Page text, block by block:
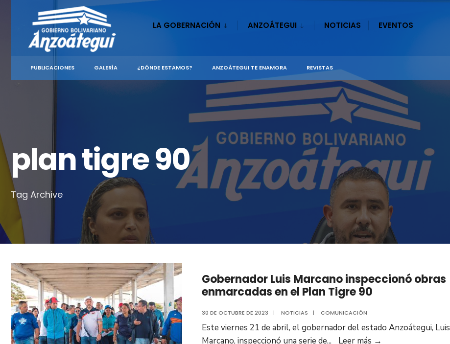
content
LA GOBERNACIÓN ANZOÁTEGUI NOTICIAS EVENTOS
PUBLICACIONES GALERÍA ¿DÓNDE ESTAMOS? ANZOÁTEGUI TE ENAMORA REVISTAS
plan tigre 90
Tag Archive
Gobernador Luis Marcano inspeccionó obras
enmarcadas en el Plan Tigre 90
30 DE OCTUBRE DE 2023 | NOTICIAS | COMUNICACIÓN
Este viernes 21 de abril, el gobernador del estado Anzoátegui, Luis
Marcano, inspeccionó una serie de... Leer más →